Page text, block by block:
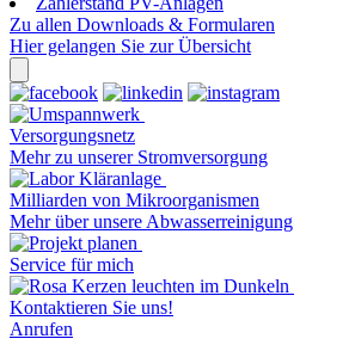
Zu allen Downloads & Formularen
Hier gelangen Sie zur Übersicht
Versorgungsnetz
Mehr zu unserer Stromversorgung
Milliarden von Mikroorganismen
Mehr über unsere Abwasserreinigung
Service für mich
Kontaktieren Sie uns!
Anrufen